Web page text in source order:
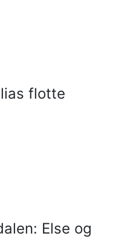
flotte
Else og